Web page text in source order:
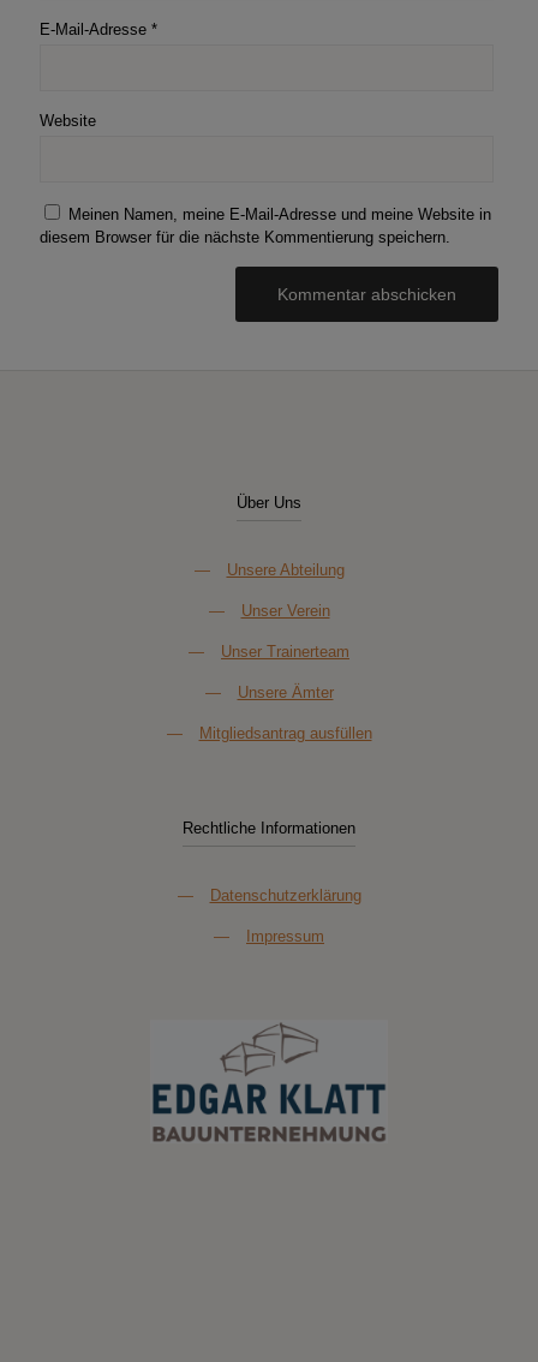
E-Mail-Adresse *
Website
Meinen Namen, meine E-Mail-Adresse und meine Website in
diesem Browser für die nächste Kommentierung speichern.
Über Uns
— Unsere Abteilung
— Unser Verein
— Unser Trainerteam
— Unsere Ämter
— Mitgliedsantrag ausfüllen
Rechtliche Informationen
— Datenschutzerklärung
— Impressum